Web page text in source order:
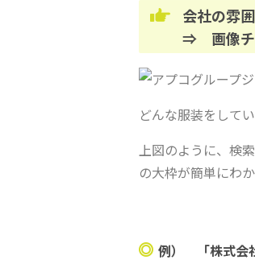
会社の雰
⇒ 画像チ
どんな服装をして
上図のように、検
の大枠が簡単にわか
例） 「株式会